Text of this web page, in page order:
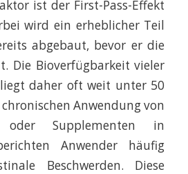
ist der First-Pass-Effekt
wird ein erheblicher Teil
abgebaut, bevor er die
Die Bioverfügbarkeit vieler
daher oft weit unter 50
Anwendung von
oder Supplementen in
Anwender häufig
Beschwerden. Diese